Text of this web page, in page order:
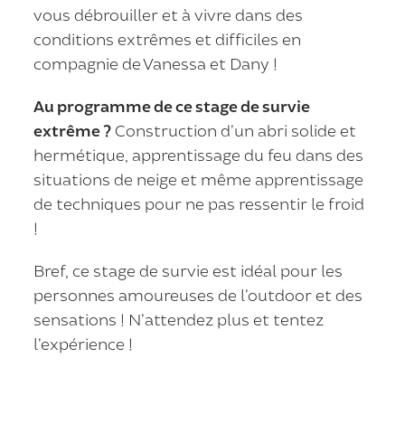
vous débrouiller et à vivre dans des
conditions extrêmes et difficiles en
compagnie de Vanessa et Dany !
Au programme de ce stage de survie
extrême ? Construction d’un abri solide et
hermétique, apprentissage du feu dans des
situations de neige et même apprentissage
de techniques pour ne pas ressentir le froid
!
Bref, ce stage de survie est idéal pour les
personnes amoureuses de l’outdoor et des
sensations ! N’attendez plus et tentez
l’expérience !